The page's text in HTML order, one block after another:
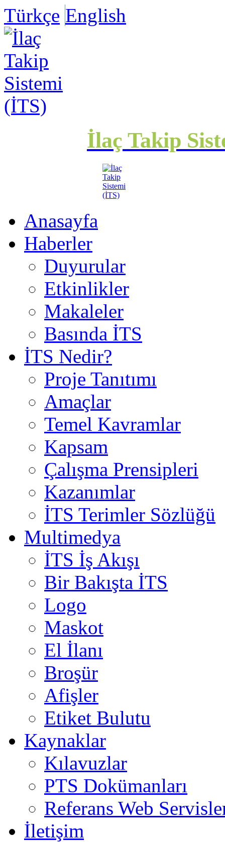
Türkçe English
İlaç Takip
Anasayfa
Haberler
Duyurular
Etkinlikler
Makaleler
Basında İTS
İTS Nedir?
Proje Tanıtımı
Amaçlar
Temel Kavramlar
Kapsam
Çalışma Prensipleri
Kazanımlar
İTS Terimler Sözlüğü
Multimedya
İTS İş Akışı
Bir Bakışta İTS
Logo
Maskot
El İlanı
Broşür
Afişler
Etiket Bulutu
Kaynaklar
Kılavuzlar
PTS Dokümanları
Referans Web
İletişim